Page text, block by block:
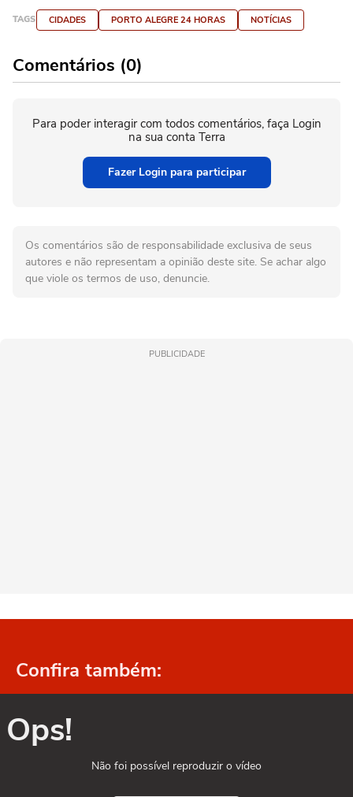
TAGS CIDADES PORTO ALEGRE 24 HORAS NOTÍCIAS
Comentários (0)
Para poder interagir com todos comentários, faça Login
na sua conta Terra
Fazer Login para participar
Os comentários são de responsabilidade exclusiva de seus
autores e não representam a opinião deste site. Se achar algo
que viole os termos de uso, denuncie.
PUBLICIDADE
Confira também:
Ops!
Não foi possível reproduzir o vídeo